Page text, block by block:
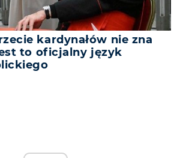
kardynałów nie zna
to oficjalny język